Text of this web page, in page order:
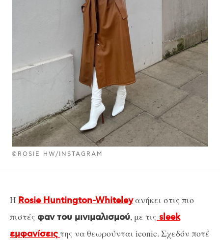
©ROSIE HW/INSTAGRAM
Η Rosie Huntington-Whiteleyανήκει στις πιο
πιστές φαν του μινιμαλισμού, με τις sleek
εμφανίσειςτης να θεωρούνται iconic. Σχεδόν ποτέ